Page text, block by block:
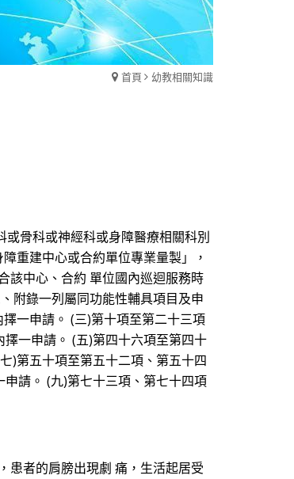
首頁 幼教相關知識
骨科或神經科或身障醫療相關科別
重建中心或合約單位專業量製」，
該中心、合約 單位國內巡迴服務時
附錄一列屬同功能性輔具項目及申
一申請。 (三)第十項至第二十三項
一申請。 (五)第四十六項至第四十
)第五十項至第五十二項、第五十四
請。 (九)第七十三項、第七十四項
患者的肩膀出現劇 痛，生活起居受